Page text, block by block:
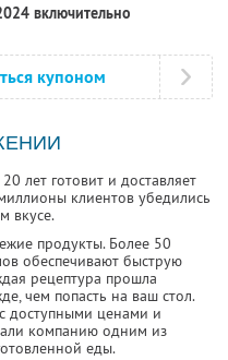
включительно
купоном
лет готовит и доставляет
клиентов убедились
вкусе.
продукты. Более 50
обеспечивают быструю
рецептура прошла
чем попасть на ваш стол.
доступными ценами и
компанию одним из
еды.